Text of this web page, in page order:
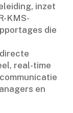
inzet
KMS-
die
real-time
en